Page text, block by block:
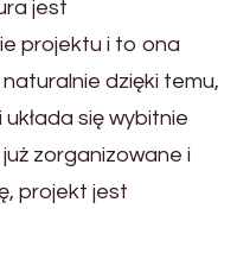
jest
projektu i to ona
dzięki temu,
się wybitnie
zorganizowane i
projekt jest